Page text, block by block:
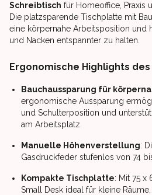
Schreibtisch für Homeoffice, Praxis
Die platzsparende Tischplatte mit
eine körpernahe Arbeitsposition und
und Nacken entspannter zu halten.
Ergonomische Highlights des
Bauchaussparung für
ergonomische Aussparung
und Schulterposition und
am Arbeitsplatz.
Manuelle Höhenverstellung:
Gasdruckfeder stufenlos von 74
Kompakte Tischplatte: Mit 75 x
Small Desk ideal für kleine